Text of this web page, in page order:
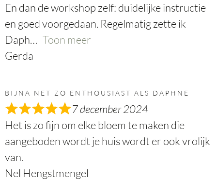
En dan de workshop zelf: duidelijke instructie
en goed voorgedaan. Regelmatig zette ik
Daph
Toon meer
Gerda
BIJNA NET ZO ENTHOUSIAST ALS DAPHNE
7 december 2024
Het is zo fijn om elke bloem te maken die
aangeboden wordt je huis wordt er ook vrolijk
van.
Nel Hengstmengel